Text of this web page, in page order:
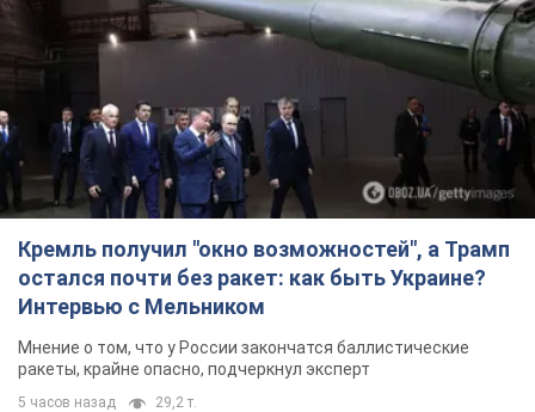
Кремль получил "окно возможностей", а Трамп
остался почти без ракет: как быть Украине?
Интервью с Мельником
Мнение о том, что у России закончатся баллистические
ракеты, крайне опасно, подчеркнул эксперт
5 часов назад 29,2 т.